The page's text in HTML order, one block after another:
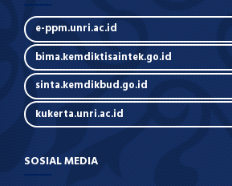
e-ppm.unri.ac.id
bima.kemdiktisaintek.go.id
sinta.kemdikbud.go.id
kukerta.unri.ac.id
SOSIAL MEDIA